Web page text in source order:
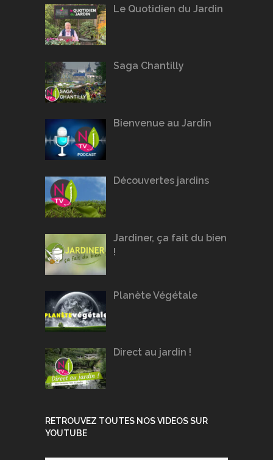
Le Quotidien du Jardin
Saga Chantilly
Bienvenue au Jardin
Découvertes jardins
Jardiner, ça fait du bien
!
Planète Végétale
Direct au jardin !
RETROUVEZ TOUTES NOS VIDEOS SUR
YOUTUBE